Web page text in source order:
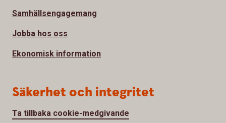
Samhällsengagemang
Jobba hos oss
Ekonomisk information
Säkerhet och integritet
Ta tillbaka cookie-medgivande